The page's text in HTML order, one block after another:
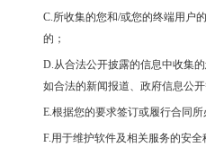
C.所收集的您和/或您的终端用户
的；
D.从合法公开披露的信息中收集
如合法的新闻报道、政府信息公开
E.根据您的要求签订或履行合同所
F.用于维护软件及相关服务的安